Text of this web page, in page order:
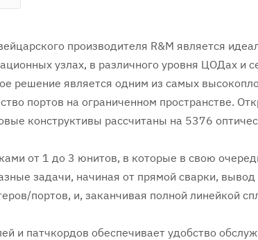
производителя R&M является
узлах, в различного уровня ЦОДах и
решение является одним из самых
портов на ограниченном пространстве.
конструктивы рассчитаны на 5376
от 1 до 3 юнитов, в которые в свою
задачи, начиная от прямой сварки, вывод
портов, и, заканчивая полной линейкой
и патчкордов обеспечивает удобство